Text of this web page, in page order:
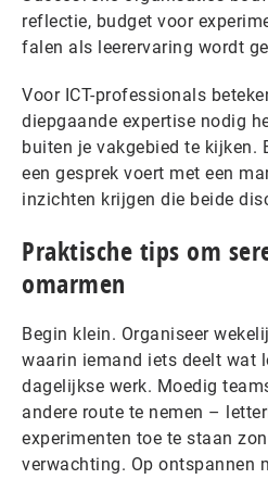
reflectie, budget voor
falen als leerervaring wordt
Voor ICT-professionals
diepgaande expertise nodig
buiten je vakgebied te kijken.
een gesprek voert met een
inzichten krijgen die beide
Praktische tips om
omarmen
Begin klein. Organiseer
waarin iemand iets deelt wat
dagelijkse werk. Moedig
andere route te nemen –
experimenten toe te staan
verwachting. Op ontspannen